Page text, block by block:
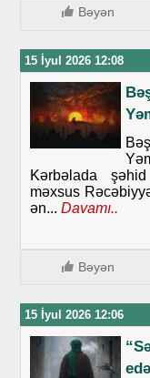
Bəyən
15 İyul 2026 12:08
Kərbəlada
məxsus
ən... Davamı..
Bəyən
15 İyul 2026 12:06